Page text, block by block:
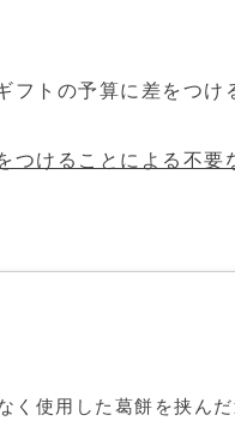
トの予算に差をつけ
けることによる不要
く使用した葛餅を挟んだ